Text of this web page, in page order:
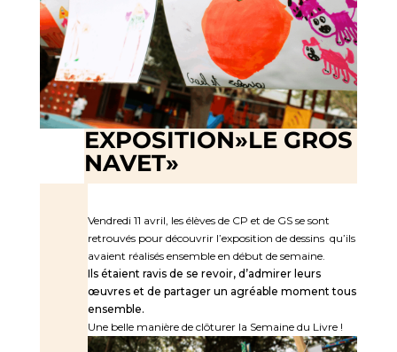
EXPOSITION»LE GROS
NAVET»
Vendredi 11 avril, les élèves de CP et de GS se sont
retrouvés pour découvrir l’exposition de dessins qu’ils
avaient réalisés ensemble en début de semaine.
Ils étaient ravis de se revoir, d’admirer leurs
œuvres et de partager un agréable moment tous
ensemble.
Une belle manière de clôturer la Semaine du Livre !